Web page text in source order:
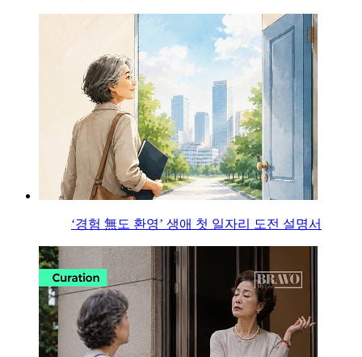
‘경험 無도 환영’ 생애 첫 일자리 도전 설명서